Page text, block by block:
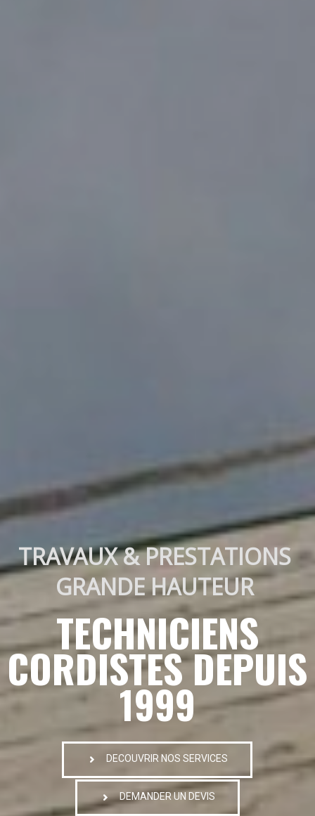
TRAVAUX & PRESTATIONS
GRANDE HAUTEUR
TECHNICIENS
CORDISTES DEPUIS
1999
DECOUVRIR NOS SERVICES
DEMANDER UN DEVIS